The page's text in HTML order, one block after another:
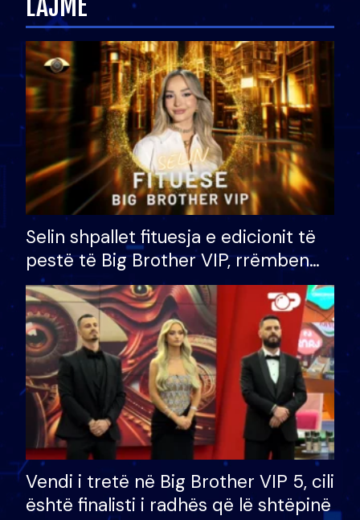
Selin shpallet fituesja e edicionit të
pestë të Big Brother VIP, rrëmben
çmimin e madh prej 100 mijë eurosh
Vendi i tretë në Big Brother VIP 5, cili
është finalisti i radhës që lë shtëpinë